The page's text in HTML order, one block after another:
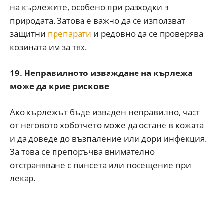
на кърлежите, особено при разходки в
природата. Затова е важно да се използват
защитни препарати и редовно да се проверява
козината им за тях.
19. Неправилното изваждане на кърлежа
може да крие рискове
Ако кърлежът бъде изваден неправилно, част
от неговото хоботчето може да остане в кожата
и да доведе до възпаление или дори инфекция.
За това се препоръчва внимателно
отстраняване с пинсета или посещение при
лекар.